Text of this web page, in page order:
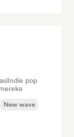
Indie pop
New wave